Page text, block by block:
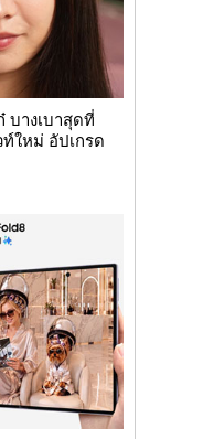
บางเบาสุดที่
ใหม่ อัปเกรด